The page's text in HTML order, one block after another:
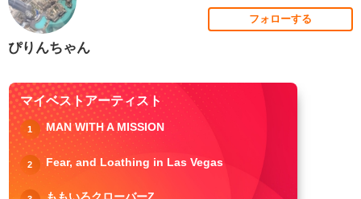
フォローする
ぴりんちゃん
マイベストアーティスト
1 MAN WITH A MISSION
2 Fear, and Loathing in Las Vegas